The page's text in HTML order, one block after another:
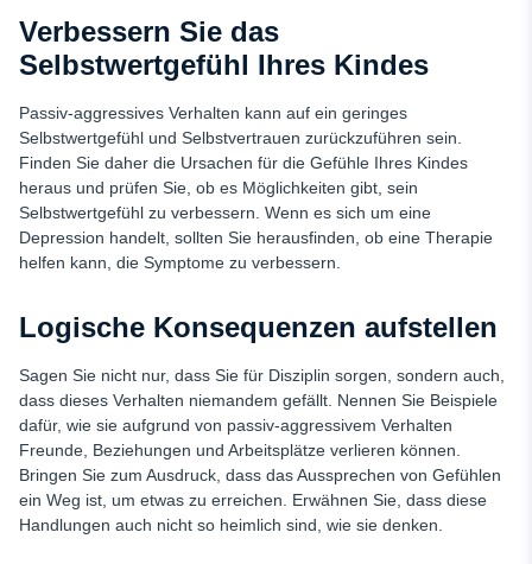
Verbessern Sie das
Selbstwertgefühl Ihres Kindes
Passiv-aggressives Verhalten kann auf ein geringes
Selbstwertgefühl und Selbstvertrauen zurückzuführen sein.
Finden Sie daher die Ursachen für die Gefühle Ihres Kindes
heraus und prüfen Sie, ob es Möglichkeiten gibt, sein
Selbstwertgefühl zu verbessern. Wenn es sich um eine
Depression handelt, sollten Sie herausfinden, ob eine Therapie
helfen kann, die Symptome zu verbessern.
Logische Konsequenzen aufstellen
Sagen Sie nicht nur, dass Sie für Disziplin sorgen, sondern auch,
dass dieses Verhalten niemandem gefällt. Nennen Sie Beispiele
dafür, wie sie aufgrund von passiv-aggressivem Verhalten
Freunde, Beziehungen und Arbeitsplätze verlieren können.
Bringen Sie zum Ausdruck, dass das Aussprechen von Gefühlen
ein Weg ist, um etwas zu erreichen. Erwähnen Sie, dass diese
Handlungen auch nicht so heimlich sind, wie sie denken.